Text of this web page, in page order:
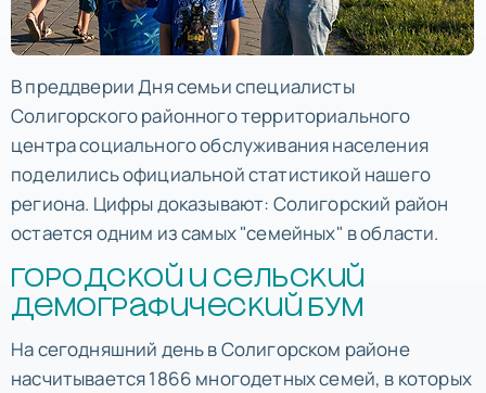
В преддверии Дня семьи специалисты
Солигорского районного территориального
центра социального обслуживания населения
поделились официальной статистикой нашего
региона. Цифры доказывают: Солигорский район
остается одним из самых "семейных" в области.
Городской и сельский
демографический бум
На сегодняшний день в Солигорском районе
насчитывается 1866 многодетных семей, в которых